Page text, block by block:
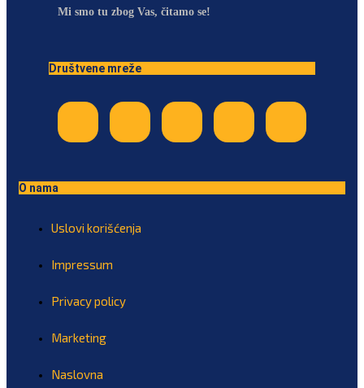
Mi smo tu zbog Vas, čitamo se!
Društvene mreže
O nama
Uslovi korišćenja
Impressum
Privacy policy
Marketing
Naslovna